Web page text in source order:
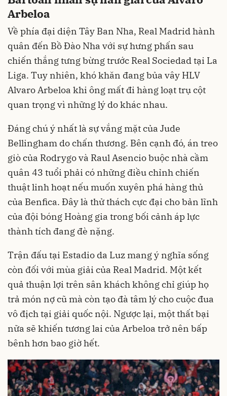
Arbeloa
Về phía đại diện Tây Ban Nha, Real Madrid hành
quân đến Bồ Đào Nha với sự hưng phấn sau
chiến thắng tưng bừng trước Real Sociedad tại La
Liga. Tuy nhiên, khó khăn đang bủa vây HLV
Alvaro Arbeloa khi ông mất đi hàng loạt trụ cột
quan trọng vì những lý do khác nhau.
Đáng chú ý nhất là sự vắng mặt của Jude
Bellingham do chấn thương. Bên cạnh đó, án treo
giò của Rodrygo và Raul Asencio buộc nhà cầm
quân 43 tuổi phải có những điều chỉnh chiến
thuật linh hoạt nếu muốn xuyên phá hàng thủ
của Benfica. Đây là thử thách cực đại cho bản lĩnh
của đội bóng Hoàng gia trong bối cảnh áp lực
thành tích đang đè nặng.
Trận đấu tại Estadio da Luz mang ý nghĩa sống
còn đối với mùa giải của Real Madrid. Một kết
quả thuận lợi trên sân khách không chỉ giúp họ
trả món nợ cũ mà còn tạo đà tâm lý cho cuộc đua
vô địch tại giải quốc nội. Ngược lại, một thất bại
nữa sẽ khiến tương lai của Arbeloa trở nên bấp
bênh hơn bao giờ hết.